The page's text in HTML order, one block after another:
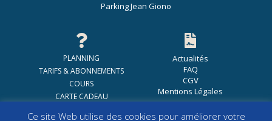
Parking Jean Giono

PLANNING
TARIFS & ABONNEMENTS
COURS
CARTE CADEAU

Actualités
FAQ
CGV
Mentions Légales
Ce site Web utilise des cookies pour améliorer votre